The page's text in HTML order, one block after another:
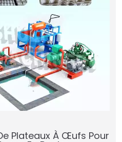
Plateaux À Œufs Pour